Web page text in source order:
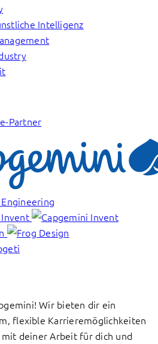
Intelligenz
Partner
Wir bieten dir ein
flexible Karrieremöglichkeiten
deiner Arbeit für dich und